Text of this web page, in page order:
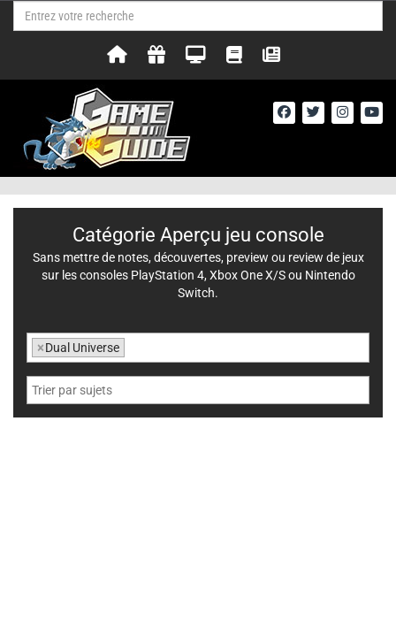
Catégorie Aperçu jeu console
Sans mettre de notes, découvertes, preview ou review de jeux
sur les consoles PlayStation 4, Xbox One X/S ou Nintendo
Switch.
×Dual Universe